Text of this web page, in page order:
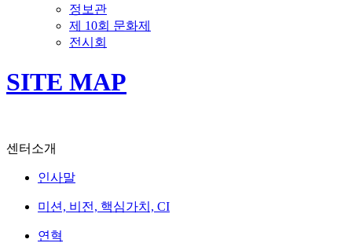
정보관
제 10회 문화제
전시회
SITE MAP
센터소개
인사말
미션, 비전, 핵심가치, CI
연혁